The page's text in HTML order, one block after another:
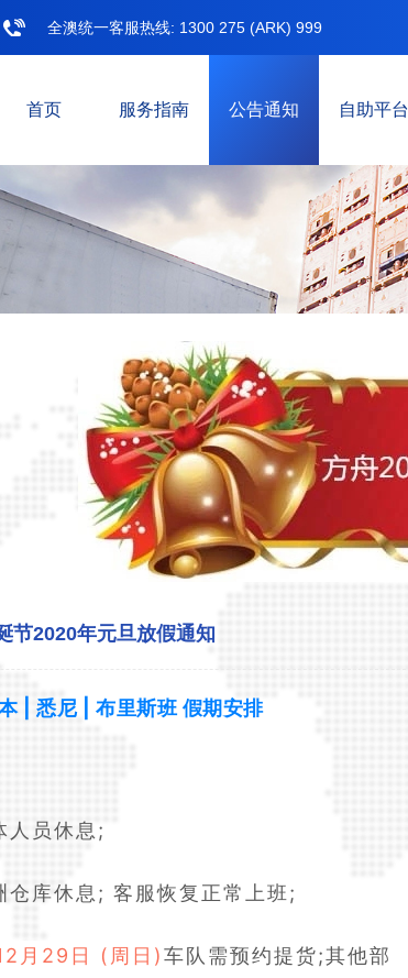
全澳统一客服热线: 1300 275 (ARK) 999
首页 服务指南 公告通知 自助平台
节2020年元旦放假通知
| 悉尼 | 布里斯班 假期安排
人员休息;
仓库休息; 客服恢复正常上班;
月29日 (周日)车队需预约提货;其他部